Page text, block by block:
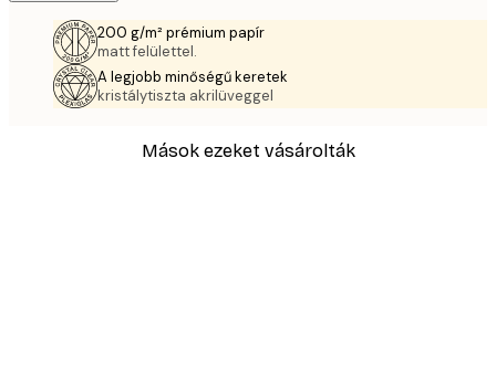
200 g/m² prémium papír
matt felülettel.
A legjobb minőségű keretek
kristálytiszta akrilüveggel
Mások ezeket vásárolták